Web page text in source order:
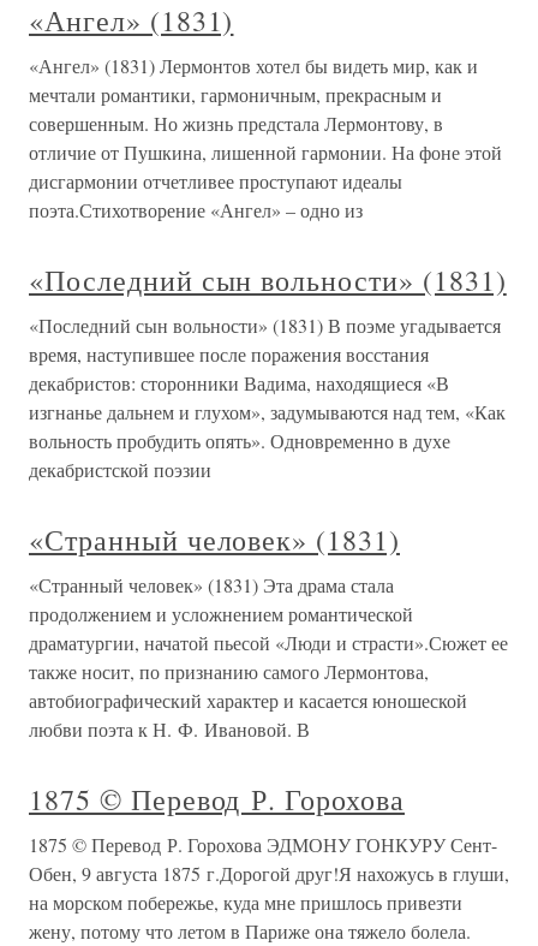
«Ангел» (1831)
«Ангел» (1831) Лермонтов хотел бы видеть мир, как и
мечтали романтики, гармоничным, прекрасным и
совершенным. Но жизнь предстала Лермонтову, в
отличие от Пушкина, лишенной гармонии. На фоне этой
дисгармонии отчетливее проступают идеалы
поэта.Стихотворение «Ангел» – одно из
«Последний сын вольности» (1831)
«Последний сын вольности» (1831) В поэме угадывается
время, наступившее после поражения восстания
декабристов: сторонники Вадима, находящиеся «В
изгнанье дальнем и глухом», задумываются над тем, «Как
вольность пробудить опять». Одновременно в духе
декабристской поэзии
«Странный человек» (1831)
«Странный человек» (1831) Эта драма стала
продолжением и усложнением романтической
драматургии, начатой пьесой «Люди и страсти».Сюжет ее
также носит, по признанию самого Лермонтова,
автобиографический характер и касается юношеской
любви поэта к Н. Ф. Ивановой. В
1875 © Перевод Р. Горохова
1875 © Перевод Р. Горохова ЭДМОНУ ГОНКУРУ Сент-
Обен, 9 августа 1875 г.Дорогой друг!Я нахожусь в глуши,
на морском побережье, куда мне пришлось привезти
жену, потому что летом в Париже она тяжело болела.